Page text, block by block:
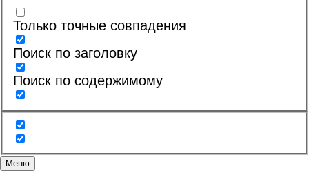
Только точные совпадения
Поиск по заголовку
Поиск по содержимому
Меню